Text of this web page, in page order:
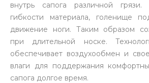
внутрь сапога различной
гибкости материала, голенище
движение ноги. Таким образом
при длительной носке.
обеспечивает воздухообмен и
влаги для поддержания
сапога долгое время.